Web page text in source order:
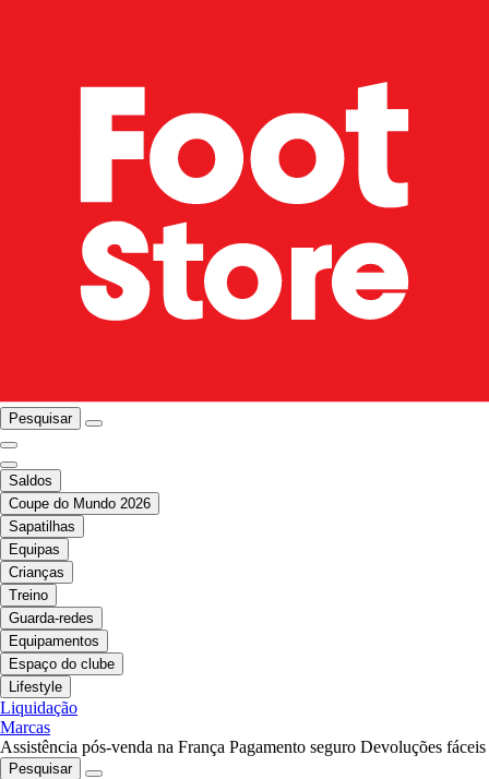
Pesquisar
Saldos
Coupe do Mundo 2026
Sapatilhas
Equipas
Crianças
Treino
Guarda-redes
Equipamentos
Espaço do clube
Lifestyle
Liquidação
Marcas
Assistência pós-venda na França Pagamento seguro Devoluções fáceis
Pesquisar